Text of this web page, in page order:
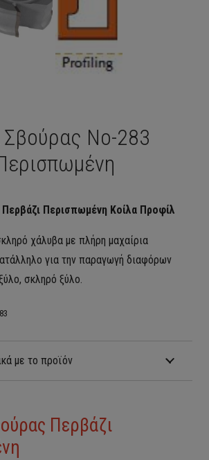
Σβούρας Νο-283
Περισπωμένη Κοίλα Προφίλ
χάλυβα με πλήρη μαχαίρια
για την παραγωγή διαφόρων
σκληρό ξύλο.
με το προϊόν
Περβάζι